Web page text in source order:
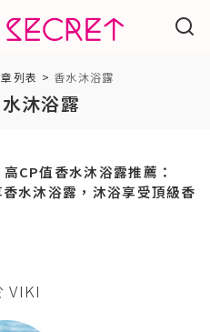
列表 > 香水沐浴露
沐浴露
CP值香水沐浴露推薦：
水沐浴露，沐浴享受頂級香
VIKI